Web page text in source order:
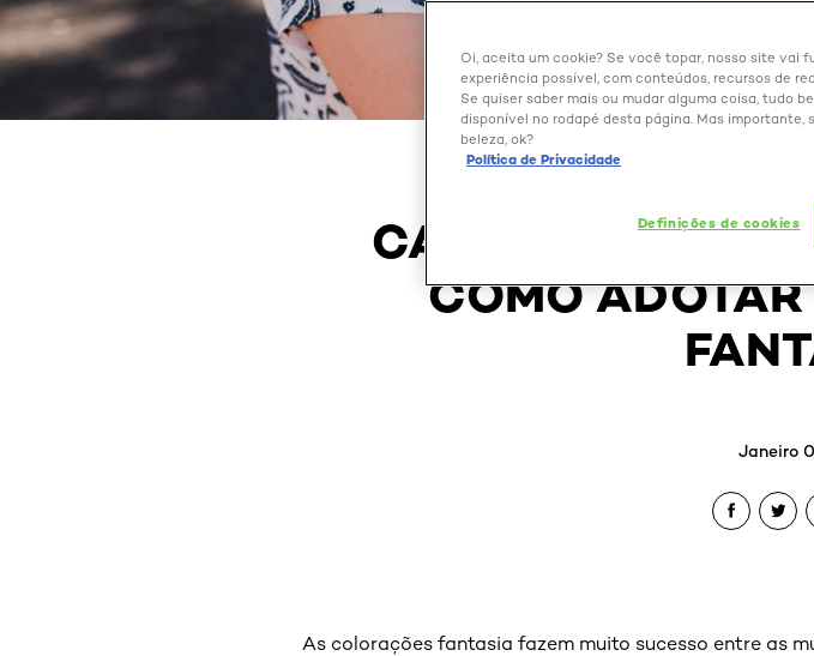
CABELO ROSA É
COMO
Janeiro
As colorações fantasia fazem muito sucesso entre as
Oi, aceita um cookie? Se você topar, nosso site vai
experiência possível, com conteúdos, recursos de
Se quiser saber mais ou mudar alguma coisa, tudo
disponível no rodapé desta página. Mas importante,
beleza, ok?
Política de Privacidade
Definições de cookies